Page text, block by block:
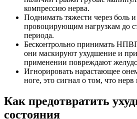
компрессию нерва.
Поднимать тяжести через боль
провоцирующим нагрузкам до
периода.
Бесконтрольно принимать
они маскируют ухудшение и
применении повреждают
Игнорировать нарастающее
ноге, это сигнал о том, что нерв
Как предотвратить
состояния